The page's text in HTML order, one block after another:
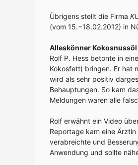
Übrigens stellt die Firma
(vom 15.−18.02.2012) in
Alleskönner Kokosnussöl
Rolf P. Hess betonte in
Kokosfett) bringen. Er hat
wird als sehr positiv
Behauptungen. So kam
Meldungen waren alle
Rolf erwähnt ein Video
Reportage kam eine
verabreichte und
Anwendung und sollte